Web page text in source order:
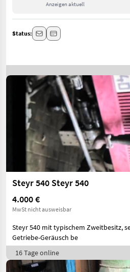
Anzeigen aktuell
Status:
Steyr 540 Steyr 540
4.000 €
MwSt nicht ausweisbar
Steyr 540 mit typischem Zweitbesitz,
Getriebe-Geräusch be
16 Tage online